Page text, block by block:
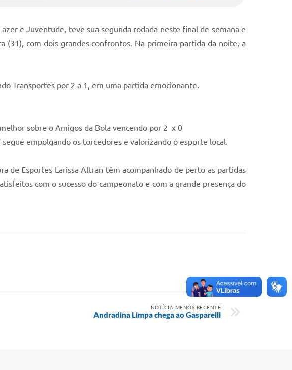
e Juventude, teve sua segunda rodada neste final de semana e
(31), com dois grandes confrontos. Na primeira partida da noite, a
Transportes por 2 a 1, em uma partida emocionante.
sobre o Amigos da Bola vencendo por 2 x 0
empolgando os torcedores e valorizando o esporte local.
de Esportes Larissa Altran têm acompanhado de perto as partidas
com o sucesso do campeonato e com a grande presença do
NOTÍCIA MENOS RECENTE
Andradina Limpa chega ao Gasparelli